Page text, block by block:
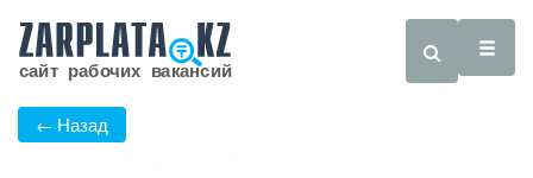
← Назад